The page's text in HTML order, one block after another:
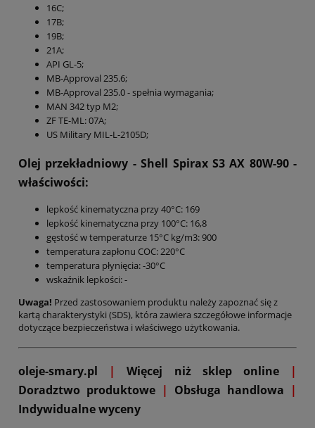
16C;
17B;
19B;
21A;
API GL-5;
MB-Approval 235.6;
MB-Approval 235.0 - spełnia wymagania;
MAN 342 typ M2;
ZF TE-ML: 07A;
US Military MIL-L-2105D;
Olej przekładniowy - Shell Spirax S3 AX 80W-90 -
właściwości:
lepkość kinematyczna przy 40°C: 169
lepkość kinematyczna przy 100°C: 16,8
gęstość w temperaturze 15°C kg/m3: 900
temperatura zapłonu COC: 220°C
temperatura płynięcia: -30°C
wskaźnik lepkości: -
Uwaga! Przed zastosowaniem produktu należy zapoznać się z
kartą charakterystyki (SDS), która zawiera szczegółowe informacje
dotyczące bezpieczeństwa i właściwego użytkowania.
oleje-smary.pl | Więcej niż sklep online
|
Doradztwo produktowe | Obsługa handlowa |
Indywidualne wyceny